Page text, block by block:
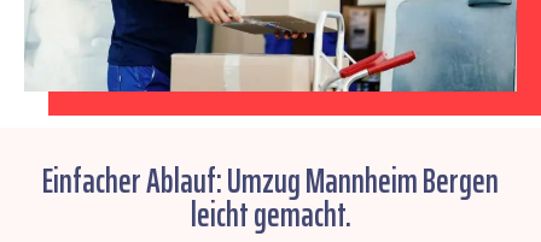
Einfacher Ablauf: Umzug Mannheim Bergen
leicht gemacht.